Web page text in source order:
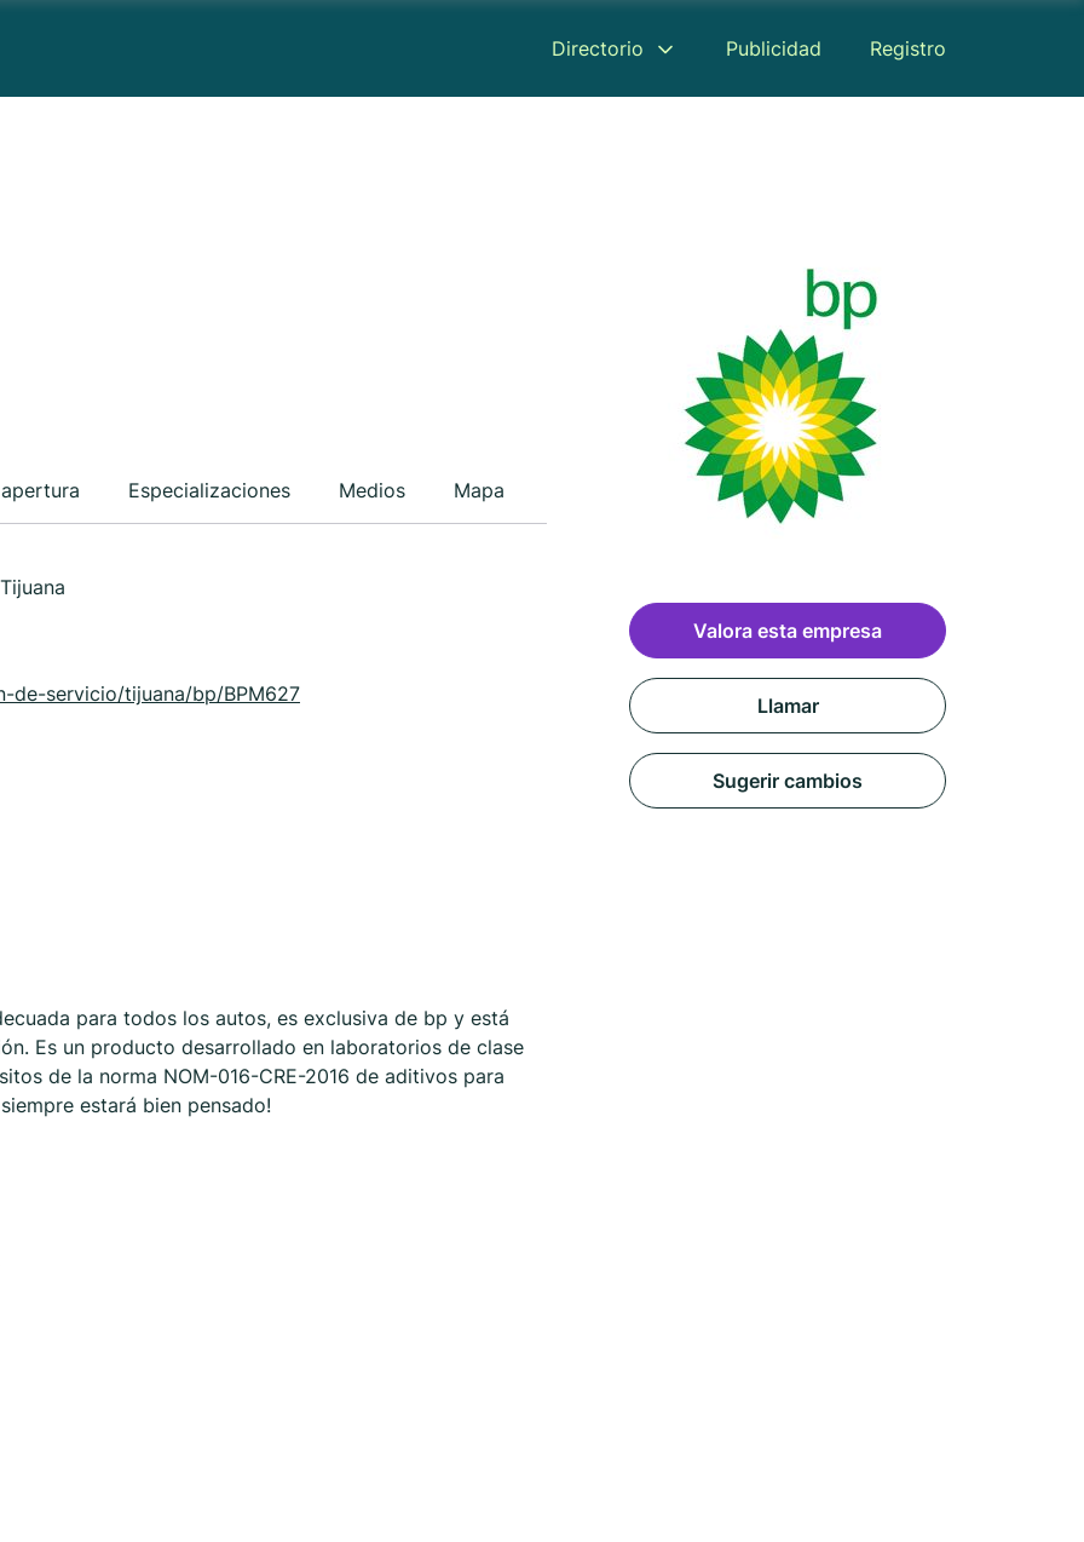
Directorio Publicidad Registro
Especializaciones Medios Mapa
de-servicio/tijuana/bp/BPM627
para todos los autos, es exclusiva de bp y está
Es un producto desarrollado en laboratorios de clase
de la norma NOM-016-CRE-2016 de aditivos para
estará bien pensado!
Valora esta empresa
Llamar
Sugerir cambios